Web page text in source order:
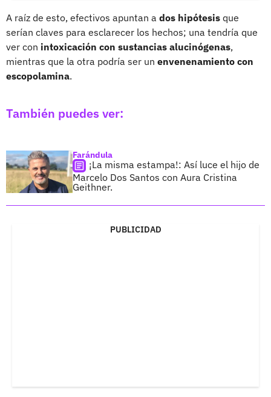
A raíz de esto, efectivos apuntan a dos hipótesis que
serían claves para esclarecer los hechos; una tendría que
ver con intoxicación con sustancias alucinógenas,
mientras que la otra podría ser un envenenamiento con
escopolamina.
También puedes ver:
Farándula
¡La misma estampa!: Así luce el hijo de
Marcelo Dos Santos con Aura Cristina
Geithner.
PUBLICIDAD